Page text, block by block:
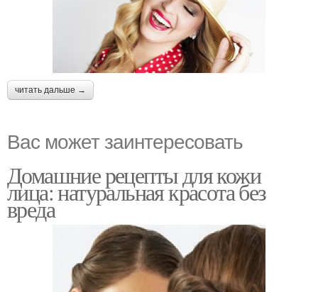
читать дальше →
Вас может заинтересовать
Домашние рецепты для кожи
лица: натуральная красота без
вреда